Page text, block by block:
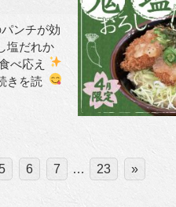
ンチが効
塩だれか
べ応え
きを読
6 7 … 23 »